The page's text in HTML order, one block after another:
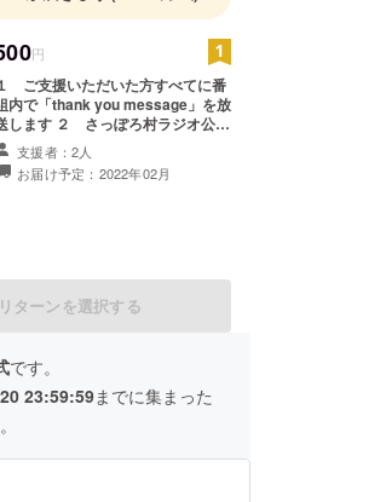
円
ご支援いただいた方すべてに番
内で「thank you message」を放
します ２ さっぽろ村ラジオ公式
ホームページにお名前を掲載させて
ただきます ３ さっぽろ村ラジオ
ャラクターグッズ A ピン
、大変申し訳ありませんが発送は
日本国内に限定させて いただき
ご支援時に必ず備考欄に
-------------------------------------------------
1 We will broadcast
program to all those who have
支援者：2人
お届け予定：2022年02月
ターンを選択する
です。
23:59:59までに集まった